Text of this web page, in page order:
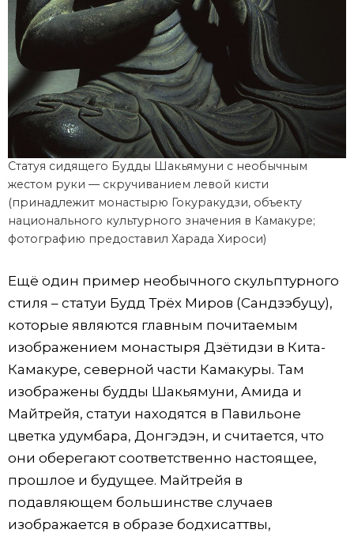
Статуя сидящего Будды Шакьямуни с необычным
жестом руки — скручиванием левой кисти
(принадлежит монастырю Гокуракудзи, объекту
национального культурного значения в Камакуре;
фотографию предоставил Харада Хироси)
Ещё один пример необычного скульптурного
стиля – статуи Будд Трёх Миров (Сандзэбуцу),
которые являются главным почитаемым
изображением монастыря Дзётидзи в Кита-
Камакуре, северной части Камакуры. Там
изображены будды Шакьямуни, Амида и
Майтрейя, статуи находятся в Павильоне
цветка удумбара, Донгэдэн, и считается, что
они оберегают соответственно настоящее,
прошлое и будущее. Майтрейя в
подавляющем большинстве случаев
изображается в образе бодхисаттвы,